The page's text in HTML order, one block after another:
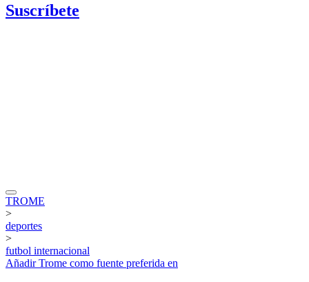
Suscríbete
TROME
>
deportes
>
futbol internacional
AñadirTrome como fuente preferida en